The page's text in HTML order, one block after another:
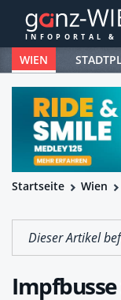
WIEN
Startseite Wien
Dieser Artikel